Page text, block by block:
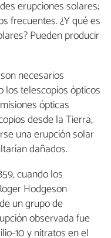
erupciones solares;
frecuentes. ¿Y qué es
Pueden producir
necesarios
los telescopios ópticos
ópticas
desde la Tierra,
una erupción solar
dañados.
cuando los
Hodgeson
un grupo de
observada fue
10 y nitratos en el